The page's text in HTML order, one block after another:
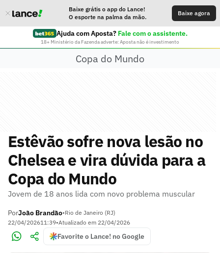
Baixe grátis o app do Lance!
O esporte na palma da mão.
Baixe agora
Ajuda com Aposta? Fale com o assistente.
18+ Ministério da Fazenda adverte: Aposta não é investimento
Copa do Mundo
Estêvão sofre nova lesão no
Chelsea e vira dúvida para a
Copa do Mundo
Jovem de 18 anos lida com novo problema muscular
PorJoão Brandão•Rio de Janeiro (RJ)
22/04/202611:39•Atualizado em 22/04/2026
Favorite o Lance! no Google